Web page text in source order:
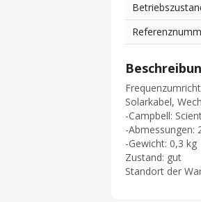
Solarkabel,
-Campbell:
-Abmessungen:
-Gewicht: 0,3 kg
Zustand: gut
Standort der